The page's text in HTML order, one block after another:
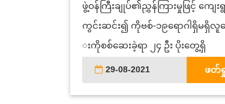
ဖွဲ့ဝန်ကြီးချုပ်၏ညွှန်ကြားမှုဖြင့် ကျေ
ကွင်းဆင်း၍ ကိုဗစ်-၁၉ရောဂါရှိမရှိလူပ
းကိုစစ်ဆေးခဲ့ရာ ၂၄ ဦး ပိုးတွေ့ရှိ
29-08-2021 ဖတ်